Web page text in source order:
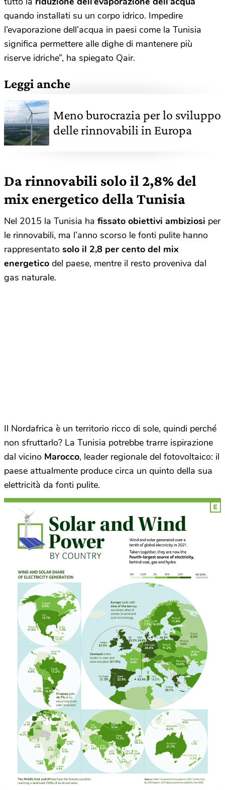
quando installati su un corpo idrico. Impedire
l’evaporazione dell’acqua in paesi come la Tunisia
significa permettere alle dighe di mantenere più
riserve idriche”, ha spiegato Qair.
Leggi anche
Meno burocrazia per lo sviluppo
delle rinnovabili in Europa
Da rinnovabili solo il 2,8% del
mix energetico della Tunisia
Nel 2015 la Tunisia ha fissato obiettivi ambiziosi per
le rinnovabili, ma l’anno scorso le fonti pulite hanno
rappresentato solo il 2,8 per cento del mix
energetico del paese, mentre il resto proveniva dal
gas naturale.
Il Nordafrica è un territorio ricco di sole, quindi perché
non sfruttarlo? La Tunisia potrebbe trarre ispirazione
dal vicino Marocco, leader regionale del fotovoltaico: il
paese attualmente produce circa un quinto della sua
elettricità da fonti pulite.